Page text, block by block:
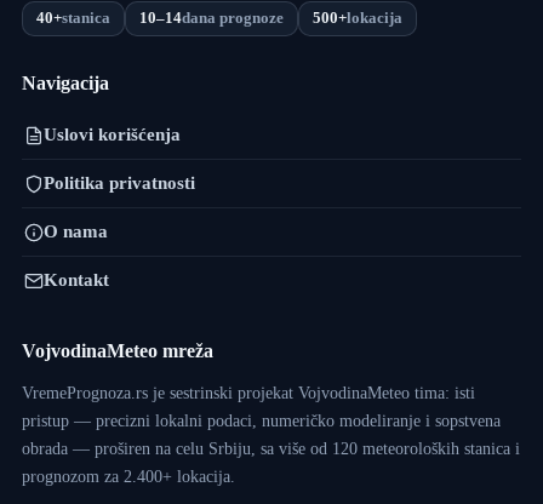
40+stanica 10–14dana prognoze 500+lokacija
Navigacija
Uslovi korišćenja
Politika privatnosti
O nama
Kontakt
VojvodinaMeteo mreža
VremePrognoza.rs je sestrinski projekat VojvodinaMeteo tima: isti
pristup — precizni lokalni podaci, numeričko modeliranje i sopstvena
obrada — proširen na celu Srbiju, sa više od 120 meteoroloških stanica i
prognozom za 2.400+ lokacija.